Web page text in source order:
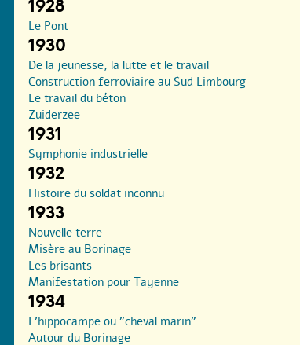
1928
Le Pont
1930
De la jeunesse, la lutte et le travail
Construction ferroviaire au Sud Limbourg
Le travail du béton
Zuiderzee
1931
Symphonie industrielle
1932
Histoire du soldat inconnu
1933
Nouvelle terre
Misère au Borinage
Les brisants
Manifestation pour Tayenne
1934
L’hippocampe ou "cheval marin"
Autour du Borinage